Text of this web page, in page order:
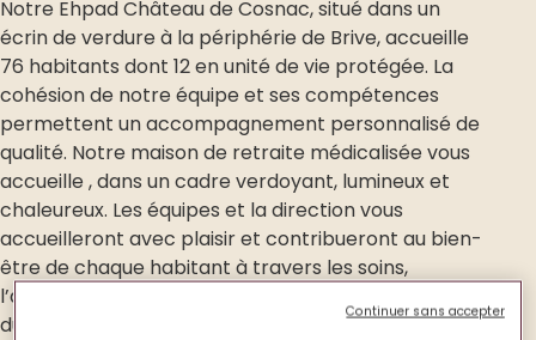
Notre Ehpad Château de Cosnac, situé dans un
écrin de verdure à la périphérie de Brive, accueille
76 habitants dont 12 en unité de vie protégée. La
cohésion de notre équipe et ses compétences
permettent un accompagnement personnalisé de
qualité. Notre maison de retraite médicalisée vous
accueille , dans un cadre verdoyant, lumineux et
chaleureux. Les équipes et la direction vous
accueilleront avec plaisir et contribueront au bien-
être de chaque habitant à travers les soins,
l’accompagnement de la vie sociale, les activités
du quotidien et les animations.
Continuer sans accepter